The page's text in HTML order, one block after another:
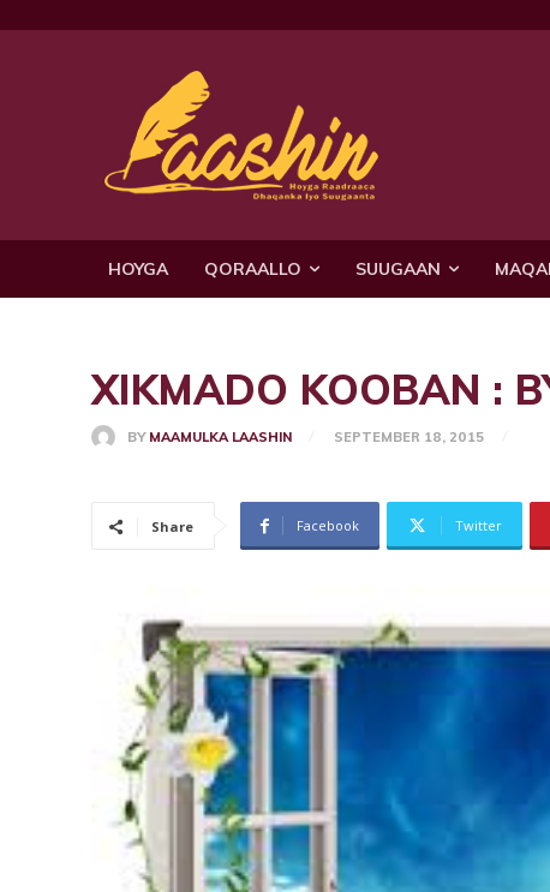
HOYGA QORAALLO SUUGAAN
XIKMADO KOOBAN :
BY MAAMULKA LAASHIN SEPTEMBER 18, 2015
Share Facebook Twitter